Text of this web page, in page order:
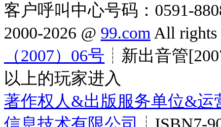
客户呼叫中心号码：0591-
2000-2026 @ 99.com All
（2007）06号 ┊新出音管
以上的玩家进入
著作权人&出版服务单位&运